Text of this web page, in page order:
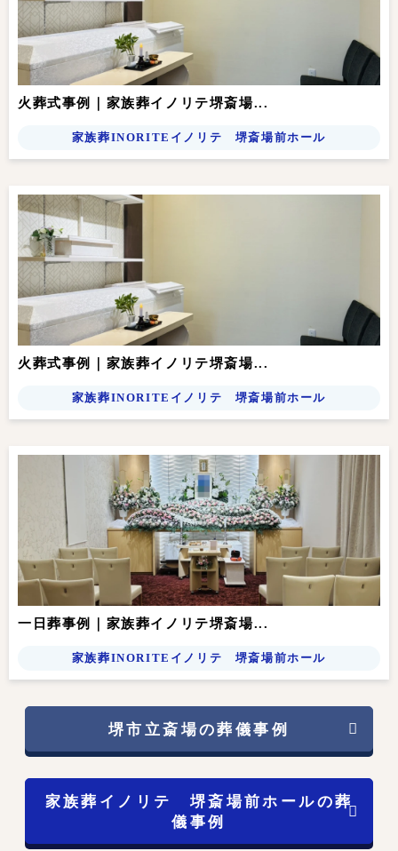
火葬式事例｜家族葬イノリテ堺斎場...
家族葬INORITEイノリテ 堺斎場前ホール
火葬式事例｜家族葬イノリテ堺斎場...
家族葬INORITEイノリテ 堺斎場前ホール
一日葬事例｜家族葬イノリテ堺斎場...
家族葬INORITEイノリテ 堺斎場前ホール
堺市立斎場の葬儀事例
家族葬イノリテ 堺斎場前ホールの葬
儀事例